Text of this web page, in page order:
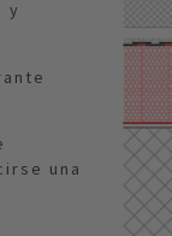
y
una